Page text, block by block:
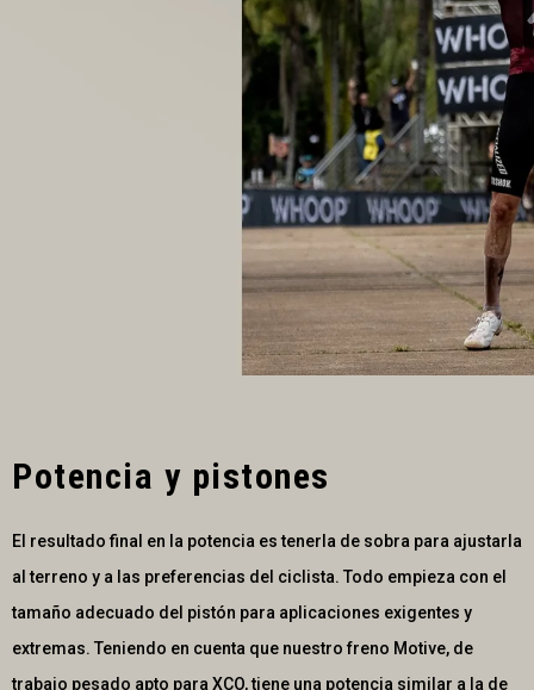
Potencia y pistones
El resultado final en la potencia es tenerla de sobra para ajustarla
al terreno y a las preferencias del ciclista. Todo empieza con el
tamaño adecuado del pistón para aplicaciones exigentes y
extremas. Teniendo en cuenta que nuestro freno Motive, de
trabajo pesado apto para XCO, tiene una potencia similar a la de